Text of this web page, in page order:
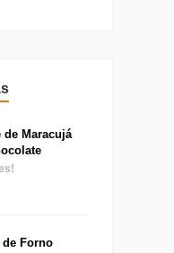
de Maracujá
de Forno